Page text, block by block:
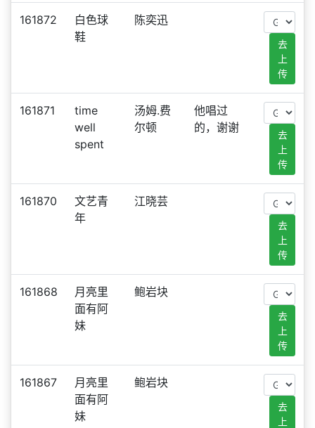
161872
白色球
鞋
陈奕迅
去
上
传
161871
time
well
spent
汤姆.费
尔顿
他唱过
的，谢谢
去
上
传
161870
文艺青
年
江晓芸
去
上
传
161868
月亮里
面有阿
妹
鲍岩块
去
上
传
161867
月亮里
面有阿
妹
鲍岩块
去
上